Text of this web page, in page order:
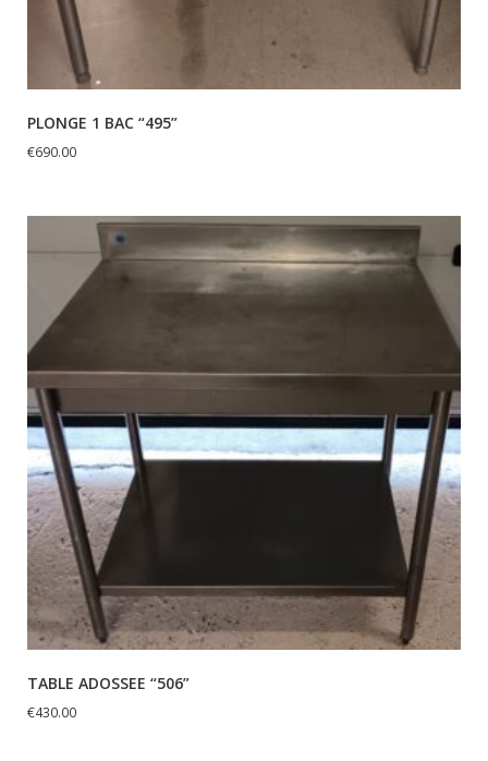
PLONGE 1 BAC “495”
€690.00
TABLE ADOSSEE “506”
€430.00